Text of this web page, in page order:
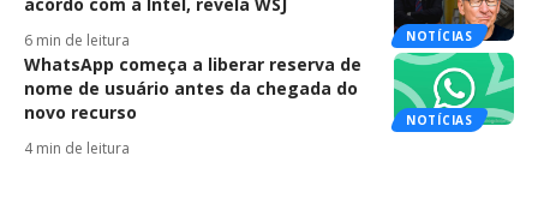
NOTÍCIAS
acordo com a Intel, revela WSJ
6 min de leitura
NOTÍCIAS
WhatsApp começa a liberar reserva de
nome de usuário antes da chegada do
novo recurso
4 min de leitura